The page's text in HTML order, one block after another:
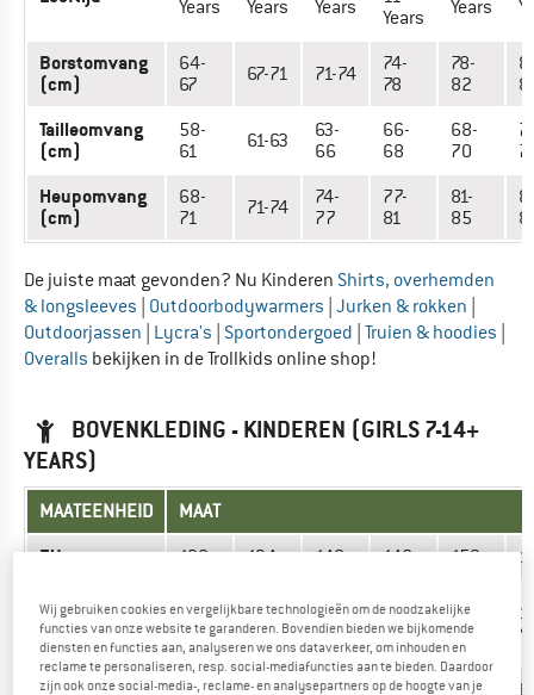
Years
Years
Years
Years
Years
Borstomvang
(cm)
64-
67
67-71 71-74
74-
78
78-
82
Tailleomvang
(cm)
58-
61
61-63
63-
66
66-
68
68-
70
Heupomvang
(cm)
68-
71
71-74
74-
77
77-
81
81-
85
De juiste maat gevonden? Nu Kinderen Shirts, overhemden
& longsleeves Outdoorbodywarmers Jurken & rokken
Outdoorjassen Lycra's Sportondergoed Truien & hoodies
Overalls bekijken in de Trollkids online shop!
BOVENKLEDING - KINDEREN (GIRLS 7-14+
YEARS)
MAATEENHEID MAAT
EU 128 134 140 146 152
Leeftijd
7-8
Years
8-9
Years
9-10
Years
10-
11
Years
11-12
Years
Borstomvang
65-
68-
70-
73-
77-
Wij gebruiken cookies en vergelijkbare technologieën om de noodzakelijke
functies van onze website te garanderen. Bovendien bieden we bijkomende
diensten en functies aan, analyseren we ons dataverkeer, om inhouden en
reclame te personaliseren, resp. social-mediafuncties aan te bieden. Daardoor
zijn ook onze social-media-, reclame- en analysepartners op de hoogte van je